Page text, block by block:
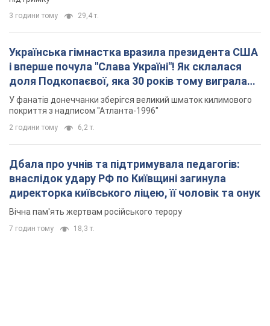
3 години тому 29,4 т.
Українська гімнастка вразила президента США
і вперше почула "Слава Україні"! Як склалася
доля Подкопаєвої, яка 30 років тому виграла
"золото" Олімпіади
У фанатів донеччанки зберігся великий шматок килимового
покриття з надписом "Атланта-1996"
2 години тому 6,2 т.
Дбала про учнів та підтримувала педагогів:
внаслідок удару РФ по Київщині загинула
директорка київського ліцею, її чоловік та онук
Вічна пам'ять жертвам російського терору
7 годин тому 18,3 т.